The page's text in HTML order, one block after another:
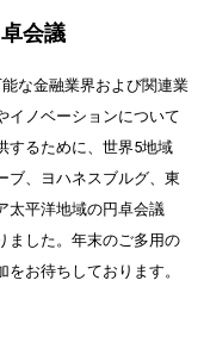
会議
な金融業界および関連業
イノベーションについて
するために、世界5地域
ブ、ヨハネスブルグ、東
太平洋地域の円卓会議
ました。年末のご多用の
お待ちしております。